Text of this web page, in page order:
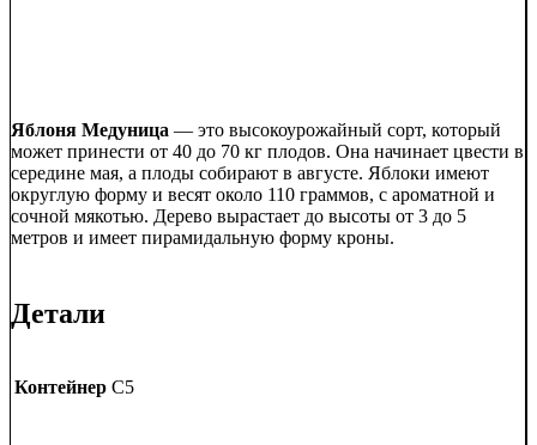
Яблоня Медуница — это высокоурожайный сорт, который
может принести от 40 до 70 кг плодов. Она начинает цвести в
середине мая, а плоды собирают в августе. Яблоки имеют
округлую форму и весят около 110 граммов, с ароматной и
сочной мякотью. Дерево вырастает до высоты от 3 до 5
метров и имеет пирамидальную форму кроны.
Детали
Контейнер C5